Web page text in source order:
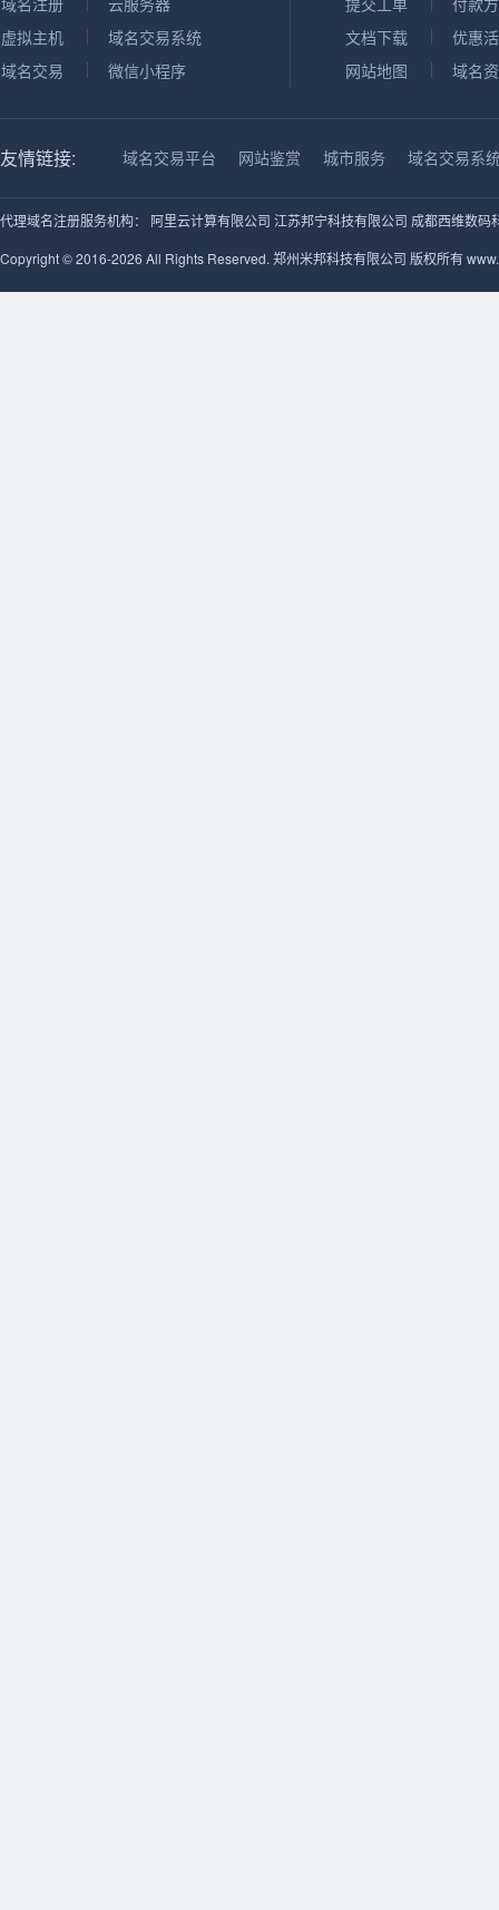
虚拟主机
域名交易系统
域名交易
微信小程序
文档下载
优惠
网站地图
域名
友情链接: 域名交易平台 网站鉴赏 城市服务 域名交易系
代理域名注册服务机构： 阿里云计算有限公司 江苏邦宁科技有限公司 成都西维数码
Copyright © 2016-2026 All Rights Reserved. 郑州米邦科技有限公司 版权所有